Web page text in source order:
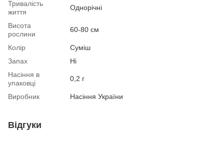
Тривалість
життя
Однорічні
Висота
рослини
60-80 см
Колір
Суміш
Запах
Ні
Насіння в
упаковці
0,2 г
Виробник Насіння України
Відгуки